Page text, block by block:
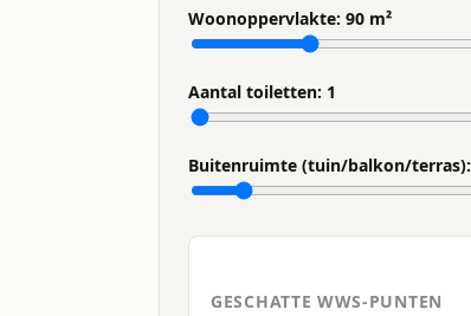
Woonoppervlakte: 90 m²
Aantal toiletten: 1
Buitenruimte (tuin/balkon/terras):
GESCHATTE WWS-PUNTEN